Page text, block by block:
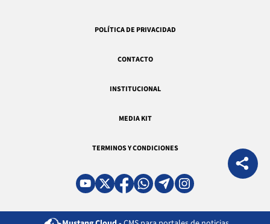
POLÍTICA DE PRIVACIDAD
CONTACTO
INSTITUCIONAL
MEDIA KIT
TERMINOS Y CONDICIONES